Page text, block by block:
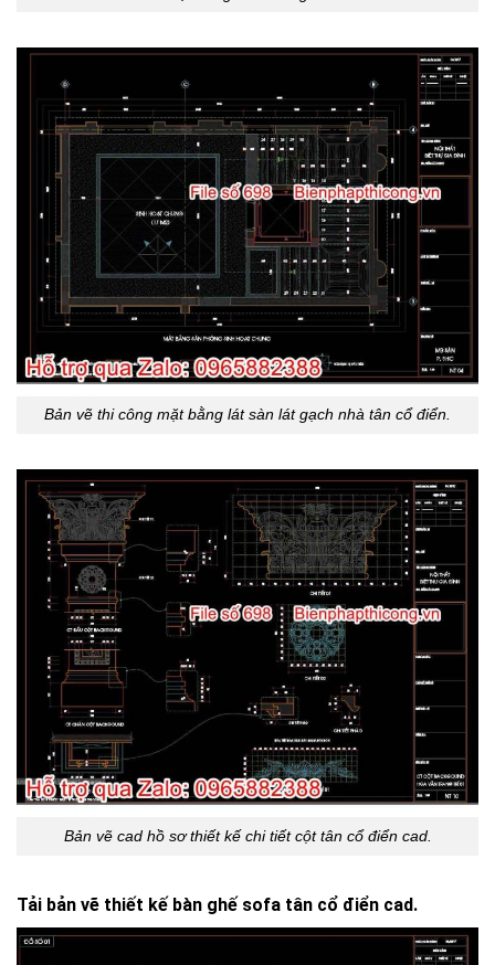
Bản vẽ thi công mặt bằng lát sàn lát gạch nhà tân cổ điển.
Bản vẽ cad hồ sơ thiết kế chi tiết cột tân cổ điển cad.
Tải bản vẽ thiết kế bàn ghế sofa tân cổ điển cad.